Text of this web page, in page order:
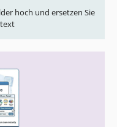
hoch und ersetzen Sie